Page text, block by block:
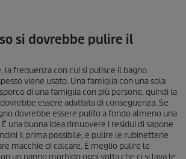
si dovrebbe pulire il
la frequenza con cui si pulisce il bagno
viene usato. Una famiglia con una sola
di una famiglia con più persone, quindi la
essere adattata di conseguenza. Se
dovrebbe essere pulito a fondo almeno una
una buona idea rimuovere i residui di sapone
il prima possibile, e pulire le rubinetterie
macchie di calcare. È meglio pulire le
un panno morbido ogni volta che ci si lava le